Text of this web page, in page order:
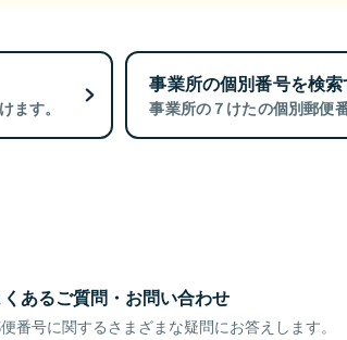
ます。
事業所の個別番号を検
事業所の７けたの個別郵便
くあるご質問・お問い合わせ
番号に関するさまざまな疑問にお答えします。